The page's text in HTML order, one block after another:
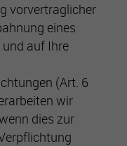
vorvertraglicher
eines
auf Ihre
(Art. 6
wir
dies zur
Ihre Daten durch